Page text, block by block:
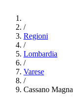
/
Regioni
/
Lombardia
/
Varese
/
Cassano